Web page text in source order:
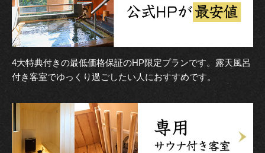
4大特典付きの最低価格保証のHP限定プランです。露天風呂
付き客室でゆっくり過ごしたい人におすすめです。